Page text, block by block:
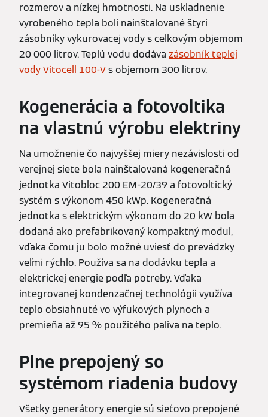
rozmerov a nízkej hmotnosti. Na uskladnenie
vyrobeného tepla boli nainštalované štyri
zásobníky vykurovacej vody s celkovým objemom
20 000 litrov. Teplú vodu dodáva zásobník teplej
vody Vitocell 100-Vs objemom 300 litrov.
Kogenerácia a fotovoltika
na vlastnú výrobu elektriny
Na umožnenie čo najvyššej miery nezávislosti od
verejnej siete bola nainštalovaná kogeneračná
jednotka Vitobloc 200 EM-20/39 a fotovoltický
systém s výkonom 450 kWp. Kogeneračná
jednotka s elektrickým výkonom do 20 kW bola
dodaná ako prefabrikovaný kompaktný modul,
vďaka čomu ju bolo možné uviesť do prevádzky
veľmi rýchlo. Používa sa na dodávku tepla a
elektrickej energie podľa potreby. Vďaka
integrovanej kondenzačnej technológii využíva
teplo obsiahnuté vo výfukových plynoch a
premieňa až 95 % použitého paliva na teplo.
Plne prepojený so
systémom riadenia budovy
Všetky generátory energie sú sieťovo prepojené